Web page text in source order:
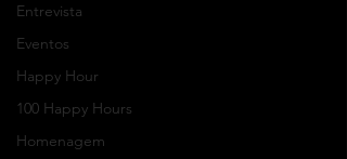
Entrevista
Eventos
Happy Hour
100 Happy Hours
Homenagem